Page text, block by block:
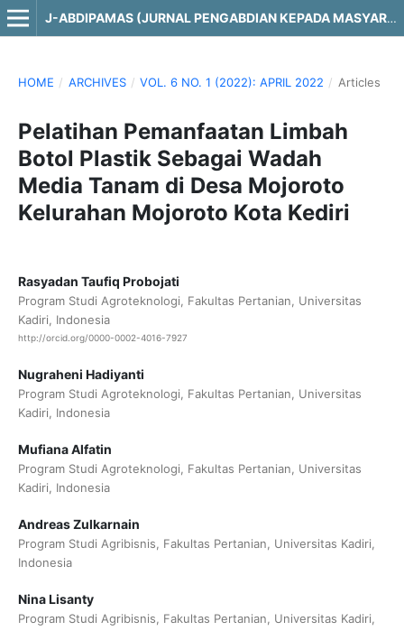
J-ABDIPAMAS (JURNAL PENGABDIAN KEPADA MASYARAKAT)
HOME / ARCHIVES / VOL. 6 NO. 1 (2022): APRIL 2022 / Articles
Pelatihan Pemanfaatan Limbah
Botol Plastik Sebagai Wadah
Media Tanam di Desa Mojoroto
Kelurahan Mojoroto Kota Kediri
Rasyadan Taufiq Probojati
Program Studi Agroteknologi, Fakultas Pertanian, Universitas
Kadiri, Indonesia
http://orcid.org/0000-0002-4016-7927
Nugraheni Hadiyanti
Program Studi Agroteknologi, Fakultas Pertanian, Universitas
Kadiri, Indonesia
Mufiana Alfatin
Program Studi Agroteknologi, Fakultas Pertanian, Universitas
Kadiri, Indonesia
Andreas Zulkarnain
Program Studi Agribisnis, Fakultas Pertanian, Universitas Kadiri,
Indonesia
Nina Lisanty
Program Studi Agribisnis, Fakultas Pertanian, Universitas Kadiri,